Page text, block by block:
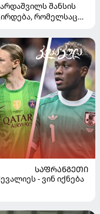
შანსის
რომელსაც
ᲡᲐᲤᲠᲐᲜᲒᲔᲗᲘ
- ვინ იქნება